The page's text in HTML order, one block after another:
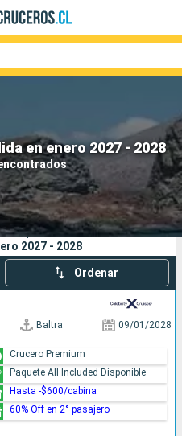
en enero 2027 - 2028
Compañías
Buscar
2027 - 2028
Ordenar
Baltra 09/01/2028
Crucero Premium
Paquete All Included Disponible
Hasta -$600/cabina
60% Off en 2° pasajero